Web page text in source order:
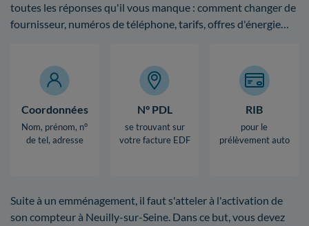
toutes les réponses qu'il vous manque : comment changer de
fournisseur, numéros de téléphone, tarifs, offres d'énergie…
Coordonnées
Nom, prénom, n°
de tel, adresse
N° PDL
se trouvant sur
votre facture EDF
RIB
pour le
prélèvement auto
Suite à un emménagement, il faut s'atteler à l'activation de
son compteur à Neuilly-sur-Seine. Dans ce but, vous devez